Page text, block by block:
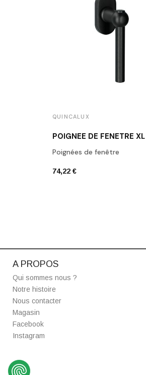
QUINCALUX
Poignées de fenêtre
74,22 €
A PROPOS
Qui sommes nous ?
Notre histoire
Nous contacter
Magasin
Facebook
Instagram